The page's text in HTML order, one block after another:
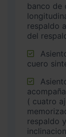
banco de
respaldo
del
cuero
( cuatro
respaldo